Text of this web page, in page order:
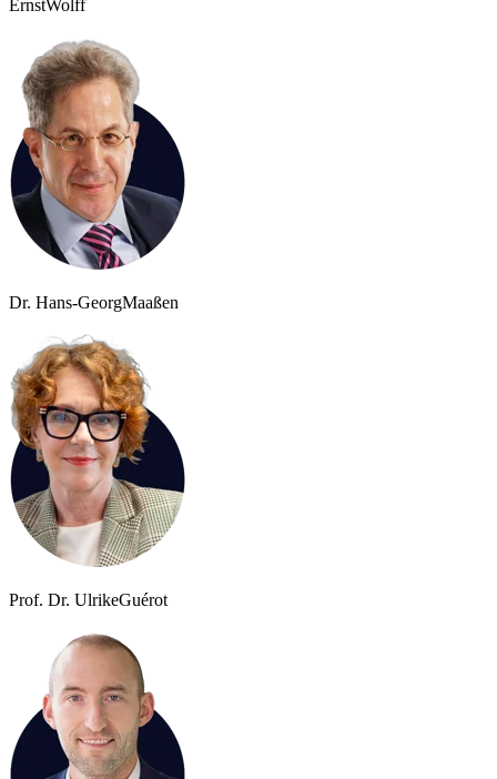
ErnstWolff
Dr. Hans-GeorgMaaßen
Prof. Dr. UlrikeGuérot